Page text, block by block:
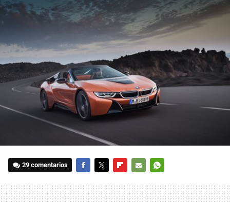
29 comentarios
MAIL